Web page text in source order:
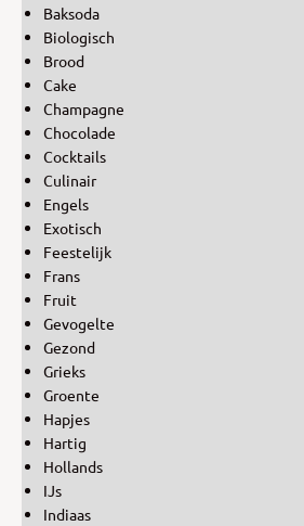
Baksoda
Biologisch
Brood
Cake
Champagne
Chocolade
Cocktails
Culinair
Engels
Exotisch
Feestelijk
Frans
Fruit
Gevogelte
Gezond
Grieks
Groente
Hapjes
Hartig
Hollands
IJs
Indiaas